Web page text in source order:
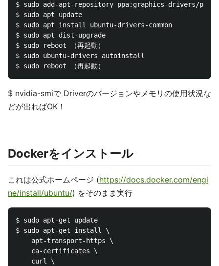
$ sudo add-apt-repository ppa:graphics-drivers/ppa
$ sudo apt update
$ sudo apt install ubuntu-drivers-common
$ sudo apt dist-upgrade
$ sudo reboot （再起動）
$ sudo ubuntu-drivers autoinstall
$ nvidia-smiで Driverのバージョンやメモリの使用状況な
どが出ればOK！
Dockerをインストール
これは公式ホームページ (https://docs.docker.com/engi
ne/install/ubuntu/) をそのまま実行
$ sudo apt-get update
$ sudo apt-get install \
    apt-transport-https \
    ca-certificates \
    curl \